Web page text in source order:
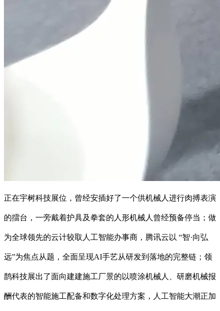
正在宇树科技展位，曾经安插好了一个供机械人进行肉搏表演
的擂台，一旁戴着护具及拳套的人形机械人曾经预备停当；做
为全球领先的云计较取人工智能办事商，腾讯云以 “智·向弘
远”为焦点从题，全面呈现AI手艺从研发到落地的完整链；领
鹊科技展出了面向建建施工厂景的以喷涂机械人、研磨机械报
酬代表的智能施工配备和数字化处理方案，人工智能大潮正加